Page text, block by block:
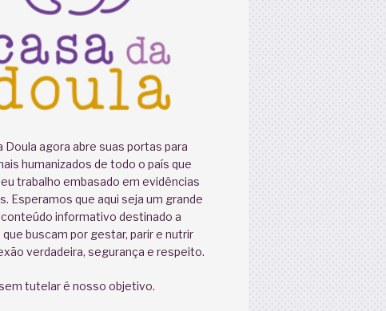
Doula agora abre suas portas para
humanizados de todo o país que
trabalho embasado em evidências
Esperamos que aqui seja um grande
informativo destinado a
buscam por gestar, parir e nutrir
verdadeira, segurança e respeito.
tutelar é nosso objetivo.